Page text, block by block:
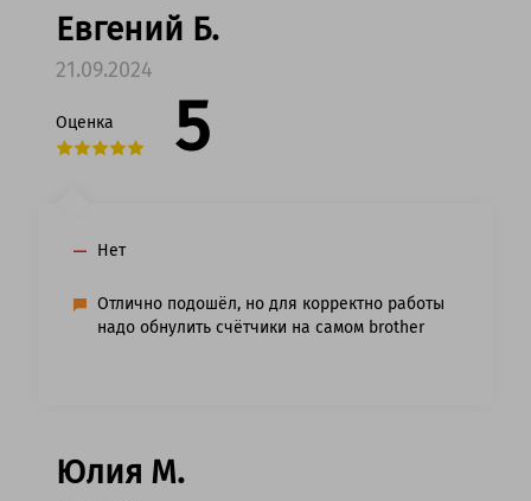
Евгений Б.
21.09.2024
Оценка 5
Нет
Отлично подошёл, но для корректно работы
надо обнулить счётчики на самом brother
Юлия М.